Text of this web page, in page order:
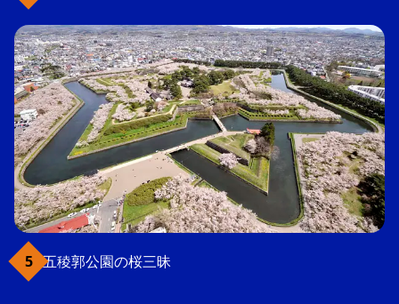
五稜郭公園の桜三昧